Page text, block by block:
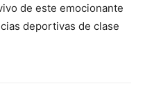
de este emocionante
deportivas de clase